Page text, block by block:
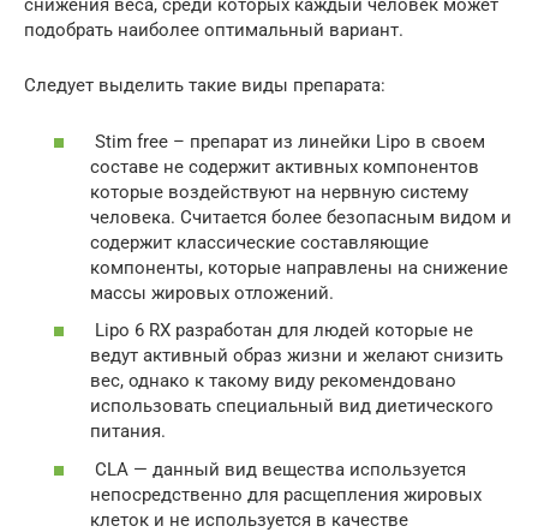
снижения веса, среди которых каждый человек может
подобрать наиболее оптимальный вариант.
Следует выделить такие виды препарата:
Stim free – препарат из линейки Lipo в своем
составе не содержит активных компонентов
которые воздействуют на нервную систему
человека. Считается более безопасным видом и
содержит классические составляющие
компоненты, которые направлены на снижение
массы жировых отложений.
Lipo 6 RX разработан для людей которые не
ведут активный образ жизни и желают снизить
вес, однако к такому виду рекомендовано
использовать специальный вид диетического
питания.
CLA — данный вид вещества используется
непосредственно для расщепления жировых
клеток и не используется в качестве